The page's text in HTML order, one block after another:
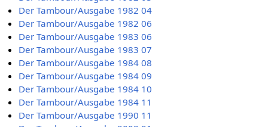
Der Tambour/Ausgabe 1982 04
Der Tambour/Ausgabe 1982 06
Der Tambour/Ausgabe 1983 06
Der Tambour/Ausgabe 1983 07
Der Tambour/Ausgabe 1984 08
Der Tambour/Ausgabe 1984 09
Der Tambour/Ausgabe 1984 10
Der Tambour/Ausgabe 1984 11
Der Tambour/Ausgabe 1990 11